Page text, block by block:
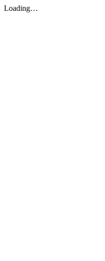
Loading…